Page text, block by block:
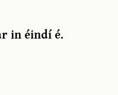
in éindí é.